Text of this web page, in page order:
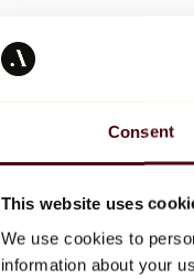
Consent
This website uses
We use cookies to
information about your